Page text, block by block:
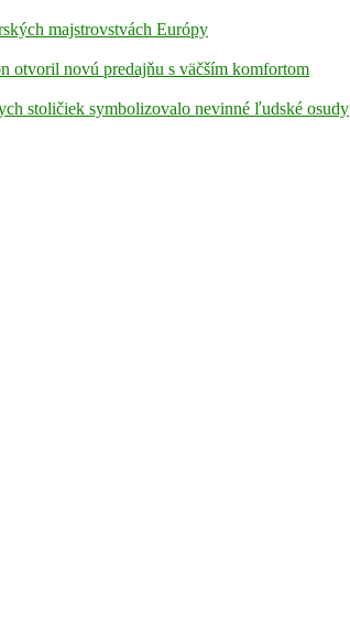
majstrovstvách Európy
otvoril novú predajňu s väčším komfortom
stoličiek symbolizovalo nevinné ľudské osudy